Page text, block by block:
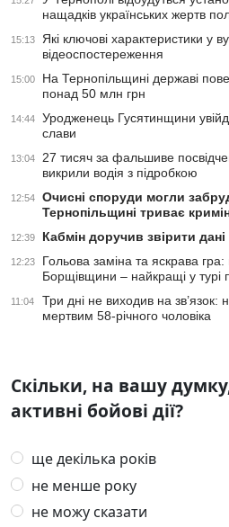
нащадків українських жертв
15:13
Які ключові характеристики у
відеоспостереження
15:00
На Тернопільщині державі
понад 50 млн грн
14:44
Уродженець Гусятинщини
слави
13:04
27 тисяч за фальшиве
викрили водія з підробкою
12:54
Очисні споруди могли
Тернопільщині триває
12:39 Кабмін доручив звірити дані
12:23
Гольова заміна та яскрава
Борщівщини – найкращі у турі
11:04
Три дні не виходив на
мертвим 58-річного чоловіка
Скільки, на вашу
активні бойові дії?
ще декілька років
не менше року
не можу сказати